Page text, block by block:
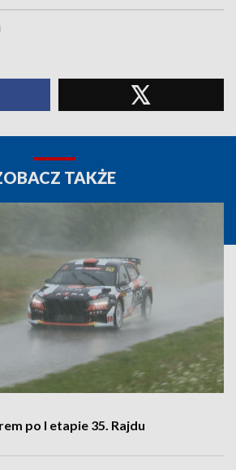
TAKŻE
po I etapie 35. Rajdu